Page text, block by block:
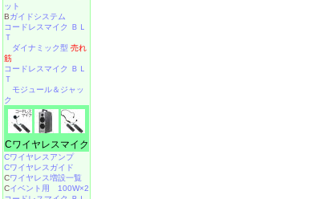
ット
Bガイドシステム
コードレスマイク ＢＬ
Ｔ
ダイナミック型 売れ
筋
コードレスマイク ＢＬ
Ｔ
モジュール＆ジャッ
ク
Cワイヤレスマイク
Cワイヤレスアンプ
Cワイヤレスガイド
Cワイヤレス増設一覧
Cイベント用 100W×2